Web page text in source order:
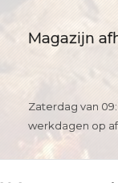
Magazijn
Zaterdag van
werkdagen op